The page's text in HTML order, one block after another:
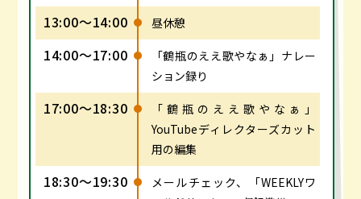
13:00～14:00 昼休憩
14:00～17:00
「鶴瓶のええ歌やなぁ」ナレー
ション録り
17:00～18:30
「鶴瓶のええ歌やなぁ」
YouTubeディレクターズカット
用の編集
18:30～19:30
メールチェック、「WEEKLYワ